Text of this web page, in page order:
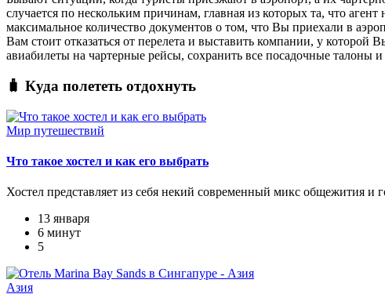
случается по нескольким причинам, главная из которых та, что
максимальное количество документов о том, что Вы приехали в
Вам стоит отказаться от перелета и выставить компании, у
авиабилеты на чартерные рейсы, сохранить все посадочные талоны
🧳 Куда полететь отдохнуть
Мир путешествий
Что такое хостел и как его выбрать
Хостел представляет из себя некий современный микс общежития и
13 января
6 минут
5
Азия